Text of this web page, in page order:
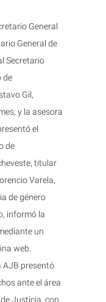
General
General de
Secretario
de
Gil,
y la asesora
el
de
titular
Varela,
de género
informó la
un
web.
AJB presentó
ante el área
Justicia, con